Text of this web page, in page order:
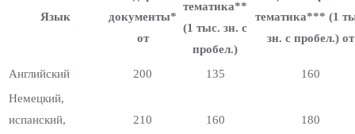
Язык
документы*
от
тематика**
(1 тыс. зн. с
пробел.)
тематика*** (1
зн. с пробел.) от
Английский 200 135
160
Немецкий,
испанский,
210 160 180